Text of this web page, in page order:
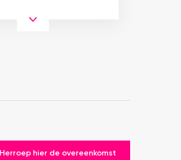
Herroep hier de overeenkomst